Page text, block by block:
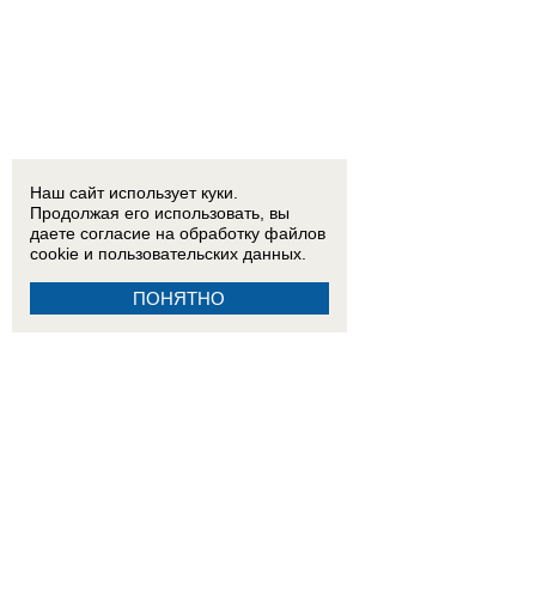
Наш сайт использует куки.
Продолжая его использовать, вы
даете согласие на обработку файлов
cookie и пользовательских данных.
ПОНЯТНО